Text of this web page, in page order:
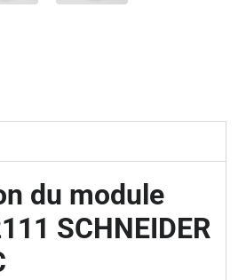
du module
SCHNEIDER